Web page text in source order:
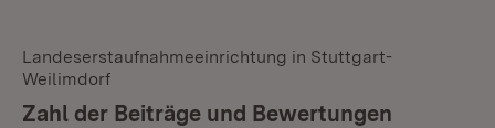
Landeserstaufnahmeeinrichtung in Stuttgart-
Weilimdorf
Zahl der Beiträge und Bewertungen